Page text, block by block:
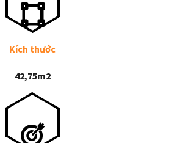
Kích thước
42,75m2